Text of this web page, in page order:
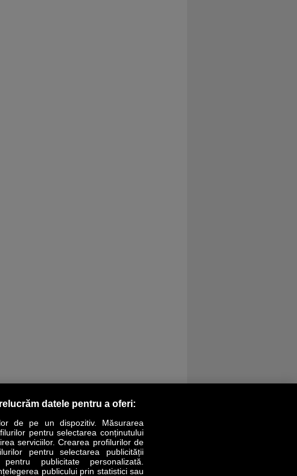
LIFESTYLE SPECIAL OPINII
datele pentru a oferi:
de pe un dispozitiv. Măsurarea
pentru selectarea conținutului
serviciilor. Crearea profilurilor de
pentru selectarea publicității
publicitate personalizată.
publicului prin statistici sau